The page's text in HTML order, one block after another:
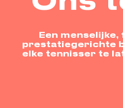
Een
prestatiegerichte
elke tennisser te